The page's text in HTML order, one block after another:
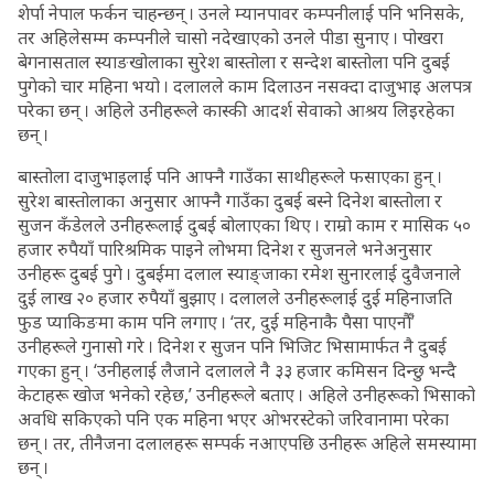
शेर्पा नेपाल फर्कन चाहन्छन् । उनले म्यानपावर कम्पनीलाई पनि भनिसके,
तर अहिलेसम्म कम्पनीले चासो नदेखाएको उनले पीडा सुनाए । पोखरा
बेगनासताल स्याङखोलाका सुरेश बास्तोला र सन्देश बास्तोला पनि दुबई
पुगेको चार महिना भयो । दलालले काम दिलाउन नसक्दा दाजुभाइ अलपत्र
परेका छन् । अहिले उनीहरूले कास्की आदर्श सेवाको आश्रय लिइरहेका
छन् ।
बास्तोला दाजुभाइलाई पनि आफ्नै गाउँका साथीहरूले फसाएका हुन् ।
सुरेश बास्तोलाका अनुसार आफ्नै गाउँका दुबई बस्ने दिनेश बास्तोला र
सुजन कँडेलले उनीहरूलाई दुबई बोलाएका थिए । राम्रो काम र मासिक ५०
हजार रुपैयाँ पारिश्रमिक पाइने लोभमा दिनेश र सुजनले भनेअनुसार
उनीहरू दुबई पुगे । दुबईमा दलाल स्याङ्जाका रमेश सुनारलाई दुवैजनाले
दुई लाख २० हजार रुपैयाँ बुझाए । दलालले उनीहरूलाई दुई महिनाजति
फुड प्याकिङमा काम पनि लगाए । ‘तर, दुई महिनाकै पैसा पाएनाैँ’
उनीहरूले गुनासो गरे । दिनेश र सुजन पनि भिजिट भिसामार्फत नै दुबई
गएका हुन् । ‘उनीहलाई लैजाने दलालले नै ३३ हजार कमिसन दिन्छु भन्दै
केटाहरू खोज भनेको रहेछ,’ उनीहरूले बताए । अहिले उनीहरूको भिसाको
अवधि सकिएको पनि एक महिना भएर ओभरस्टेको जरिवानामा परेका
छन् । तर, तीनैजना दलालहरू सम्पर्क नआएपछि उनीहरू अहिले समस्यामा
छन् ।